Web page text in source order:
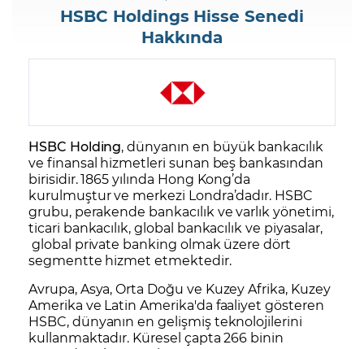
HSBC Holdings Hisse Senedi
Hakkında
HSBC Holding, dünyanın en büyük bankacılık
ve finansal hizmetleri sunan beş bankasından
birisidir. 1865 yılında Hong Kong’da
kurulmuştur ve merkezi Londra’dadır. HSBC
grubu, perakende bankacılık ve varlık yönetimi,
ticari bankacılık, global bankacılık ve piyasalar,
global private banking olmak üzere dört
segmentte hizmet etmektedir.
Avrupa, Asya, Orta Doğu ve Kuzey Afrika, Kuzey
Amerika ve Latin Amerika'da faaliyet gösteren
HSBC, dünyanın en gelişmiş teknolojilerini
kullanmaktadır. Küresel çapta 266 binin